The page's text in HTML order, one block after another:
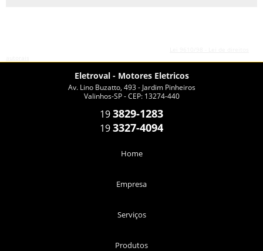
Eletroval - Motores Eletricos
Av. Lino Buzatto, 493 - Jardim Pinheiros
Valinhos-SP - CEP: 13274-440
193829-1283
193327-4094
Home
Empresa
Serviços
Produtos